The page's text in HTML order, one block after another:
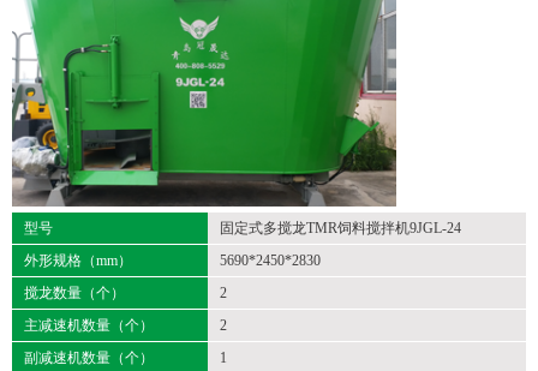
型号
固定式多搅龙TMR饲料搅拌机9JGL-24
外形规格（mm）
5690*2450*2830
搅龙数量（个）
2
主减速机数量（个）
2
副减速机数量（个）
1